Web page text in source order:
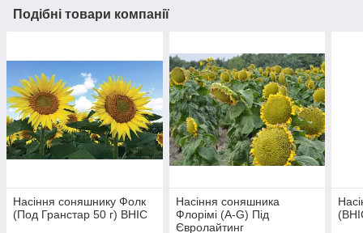
Подібні товари компанії
Насіння соняшнику Фолк
(Под Гранстар 50 г) ВНІС
Насіння соняшника
Флорімі (A-G) Під
Євролайтинг